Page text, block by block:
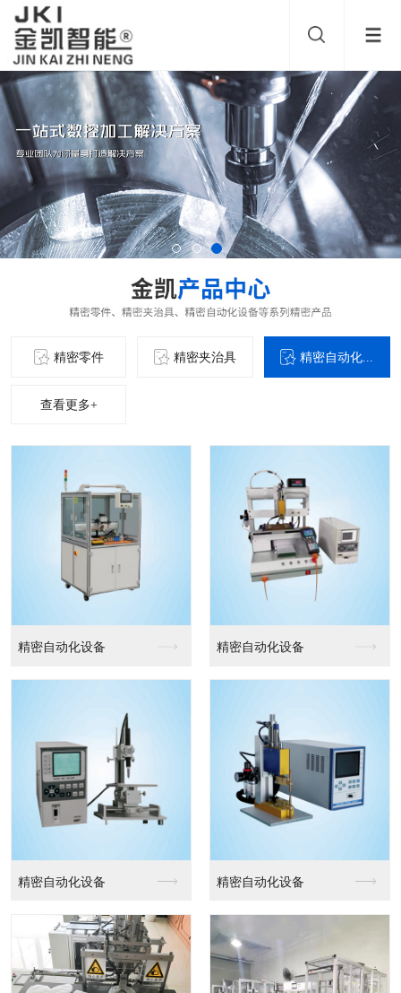
精密零件 精密夹治具 精密自动化...
查看更多+
精密自动化设备 精密自动化设备
精密自动化设备 精密自动化设备